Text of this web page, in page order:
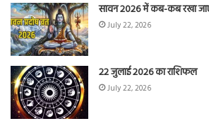
सावन 2026 में कब-कब रखा
July 22, 2026
22 जुलाई 2026 का राशिफल
July 22, 2026